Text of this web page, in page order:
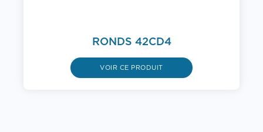
RONDS 42CD4
VOIR CE PRODUIT